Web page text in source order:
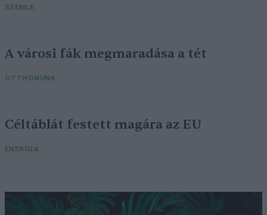
SZEMLE
A városi fák megmaradása a tét
OTTHONUNK
Céltáblát festett magára az EU
ENERGIA